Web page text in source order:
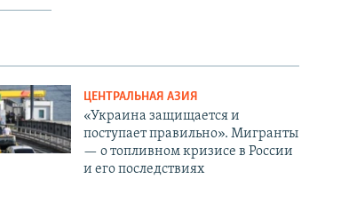
ЦЕНТРАЛЬНАЯ АЗИЯ
«Украина защищается и
поступает правильно». Мигранты
— о топливном кризисе в России
и его последствиях